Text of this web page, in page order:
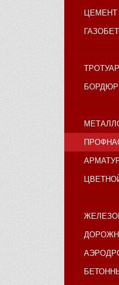
ЦЕМЕНТ